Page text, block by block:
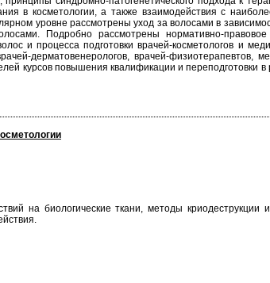
в косметологии, а также взаимодействия с
уровне рассмотрены уход за волосами в
Подробно рассмотрены нормативно-
и процесса подготовки врачей-косметологов и
дерматовенерологов, врачей-физиотерапевтов,
курсов повышения квалификации и переподготовки
на биологические ткани, методы